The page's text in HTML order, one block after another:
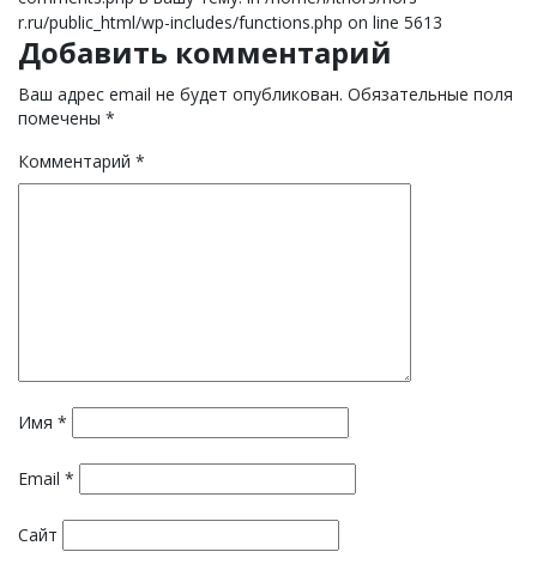
r.ru/public_html/wp-includes/functions.php on line 5613
Добавить комментарий
Ваш адрес email не будет опубликован. Обязательные поля
помечены *
Комментарий *
Имя *
Email *
Сайт